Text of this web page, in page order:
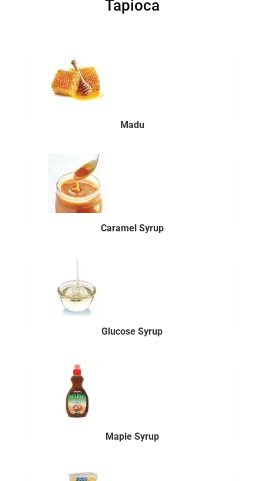
Tapioca
Madu
Caramel Syrup
Glucose Syrup
Maple Syrup